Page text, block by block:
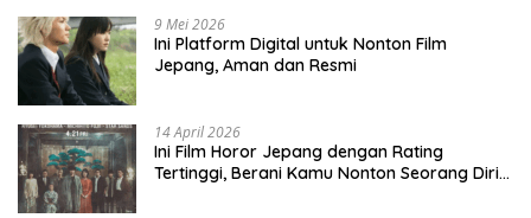
9 Mei 2026
Ini Platform Digital untuk Nonton Film
Jepang, Aman dan Resmi
14 April 2026
Ini Film Horor Jepang dengan Rating
Tertinggi, Berani Kamu Nonton Seorang Diri